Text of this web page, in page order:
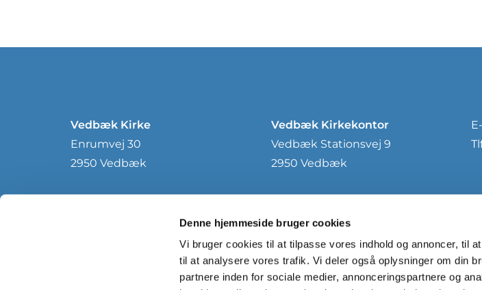
Denne hjemmeside bruger cookies
Vi bruger cookies til at tilpasse vores indhold og annoncer, til
til at analysere vores trafik. Vi deler også oplysninger om din
partnere inden for sociale medier, annonceringspartnere og
Vedbæk Kirke
Enrumvej 30
2950 Vedbæk
Vedbæk Kirkekontor
Vedbæk Stationsvej 9
2950 Vedbæk